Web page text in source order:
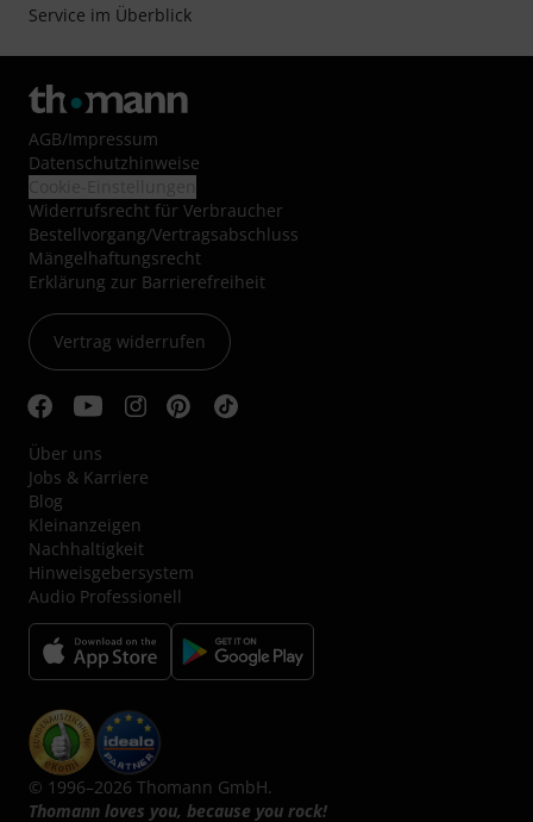
Service im Überblick
AGB/Impressum
Datenschutzhinweise
Widerrufsrecht für Verbraucher
Bestellvorgang/Vertragsabschluss
Mängelhaftungsrecht
Erklärung zur Barrierefreiheit
Vertrag widerrufen
Über uns
Jobs & Karriere
Blog
Kleinanzeigen
Nachhaltigkeit
Hinweisgebersystem
Audio Professionell
© 1996–2026 Thomann GmbH.
Thomann loves you, because you rock!